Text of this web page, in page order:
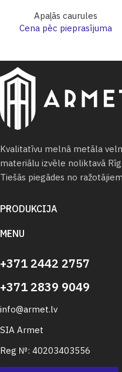
Apaļās caurules
Cena pēc pieprasījuma
Kvalitatīvu melnā metāla
materiālu izvēle noliktavā
Tiešās piegādes no ražotājiem
PRODUKCIJA
MENU
+371 2442 2757
+371 2839 9049
info@armet.lv
SIA Armet
Reg №: 40203403556